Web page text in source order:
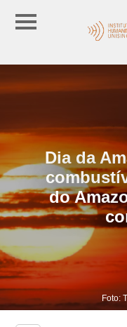
Dia da
do
Foto: